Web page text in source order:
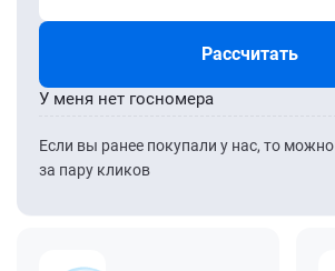
Рассчитать
Если вы ранее покупали у нас, то можно
за пару кликов
У меня нет госномера